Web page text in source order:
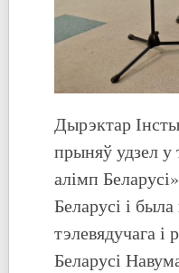
Дырэктар
прыняў удзел у
алімп
Беларусі і
тэлевядучага і
Беларусі